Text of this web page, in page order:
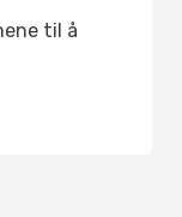
til å